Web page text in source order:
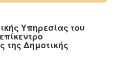
Υπηρεσίας του
της Δημοτικής